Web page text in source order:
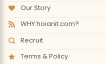
Our Story
WHY hoianit.com?
Recruit
Terms & Policy